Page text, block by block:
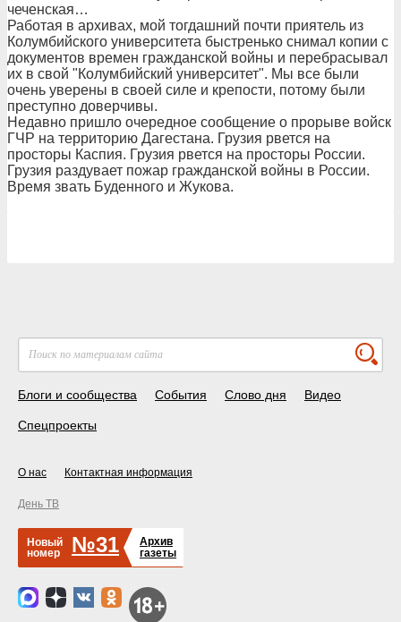
чеченская…
Работая в архивах, мой тогдашний почти приятель из
Колумбийского университета быстренько снимал копии с
документов времен гражданской войны и перебрасывал
их в свой "Колумбийский университет". Мы все были
очень уверены в своей силе и крепости, потому были
преступно доверчивы.
Недавно пришло очередное сообщение о прорыве войск
ГЧР на территорию Дагестана. Грузия рвется на
просторы Каспия. Грузия рвется на просторы России.
Грузия раздувает пожар гражданской войны в России.
Время звать Буденного и Жукова.
Блоги и сообщества События Слово дня Видео
Спецпроекты
О нас Контактная информация
День ТВ
Новый
номер
№31
Архив
газеты